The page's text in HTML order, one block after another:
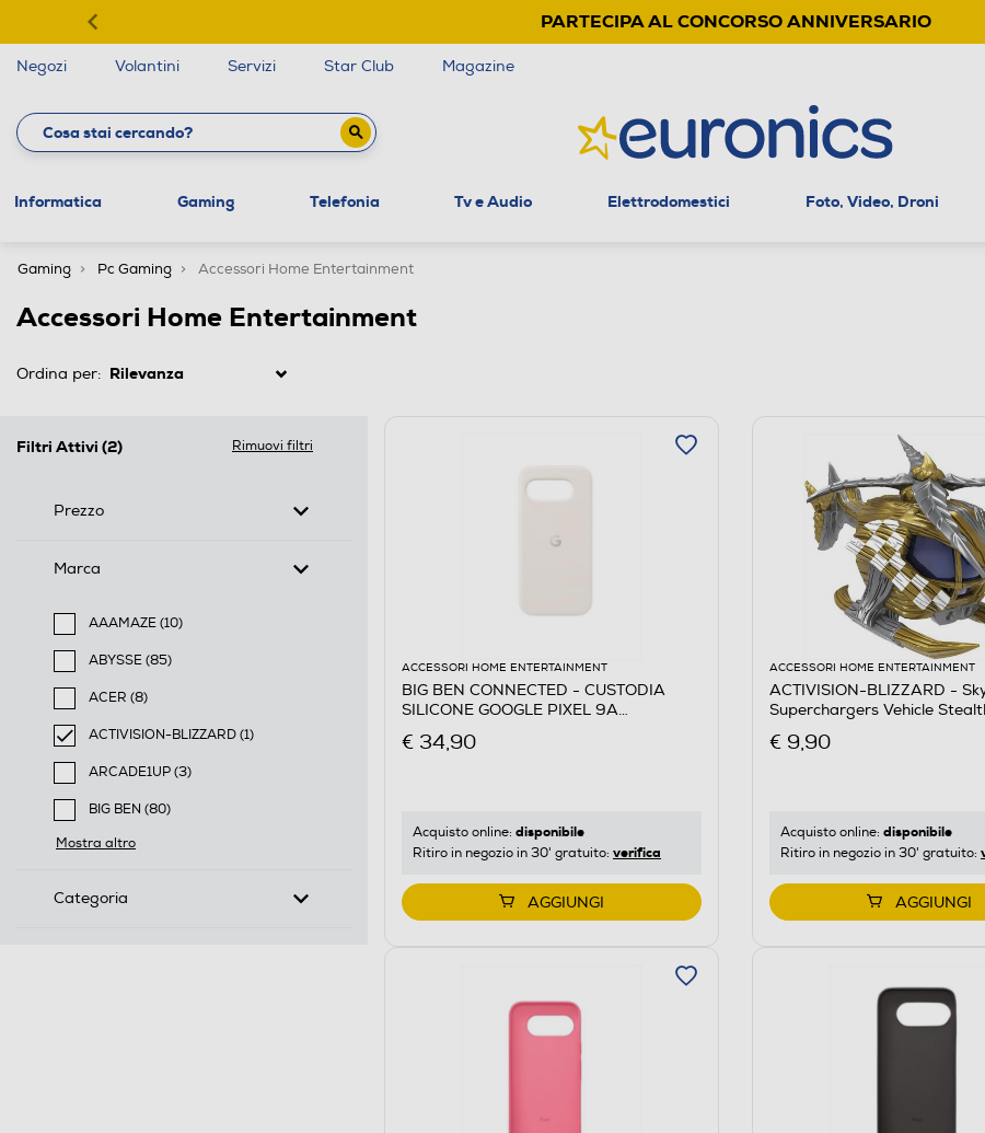
PARTECIPA AL CONCORSO ANNIVERSARIO
Negozi Volantini Servizi Star Club Magazine
Informatica Gaming Telefonia Tv e Audio Elettrodomestici Foto, Video, Droni
Gaming Pc Gaming Accessori Home Entertainment
Accessori Home Entertainment
Ordina per:
Filtri Attivi (2) Rimuovi filtri
Prezzo
Marca
AAAMAZE (10)
Filtra per Marca: AAAMAZE
ABYSSE (85)
Filtra per Marca: ABYSSE
ACER (8)
Filtra per Marca: ACER
ACTIVISION-BLIZZARD (1)
selected Filtro applicato per Marca: ACTIVISION-BLIZZARD
ARCADE1UP (3)
Filtra per Marca: ARCADE1UP
BIG BEN (80)
Filtra per Marca: BIG BEN
Mostra altro
Categoria
ACCESSORI HOME ENTERTAINMENT
BIG BEN CONNECTED - CUSTODIA
SILICONE GOOGLE PIXEL 9A
€ 34,90
Acquisto online: disponibile
Ritiro in negozio in 30' gratuito: verifica
AGGIUNGI
ACCESSORI HOME ENTERTAINMENT
ACTIVISION-BLIZZARD -
Superchargers Vehicle
€ 9,90
Acquisto online: disponibile
Ritiro in negozio in 30' gratuito:
AGGIUNGI